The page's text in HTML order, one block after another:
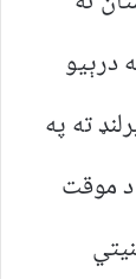
درېیو
ته په
د موقت